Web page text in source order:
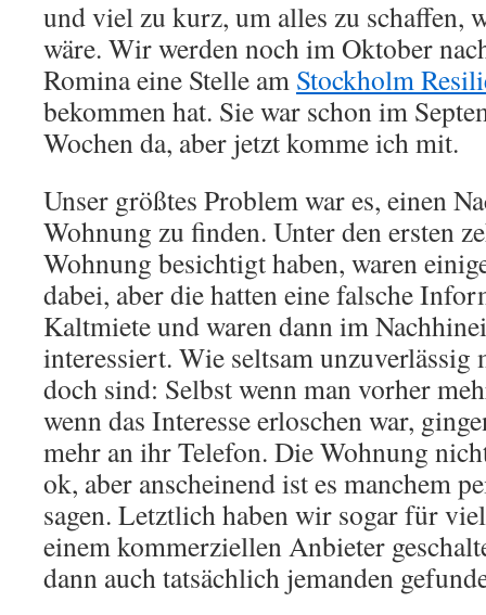
und viel zu kurz, um alles zu schaffen,
wäre. Wir werden noch im Oktober
Romina eine Stelle am Stockholm
bekommen hat. Sie war schon im
Wochen da, aber jetzt komme ich mit.
Unser größtes Problem war es, einen
Wohnung zu finden. Unter den ersten
Wohnung besichtigt haben, waren
dabei, aber die hatten eine falsche
Kaltmiete und waren dann im
interessiert. Wie seltsam unzuverlässig
doch sind: Selbst wenn man vorher
wenn das Interesse erloschen war,
mehr an ihr Telefon. Die Wohnung
ok, aber anscheinend ist es manchem
sagen. Letztlich haben wir sogar für
einem kommerziellen Anbieter
dann auch tatsächlich jemanden